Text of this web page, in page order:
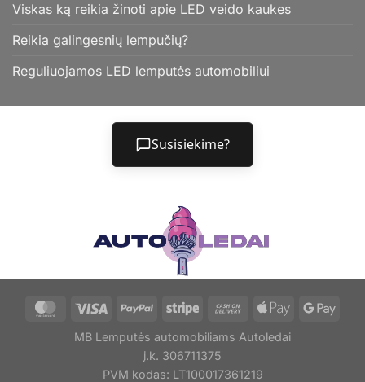
Viskas ką reikia žinoti apie LED veido kaukes
Reikia galingesnių lempučių?
Reguliuojamos LED lemputės automobiliui
Susisiekime?
MB Lemputės automobiliams Autoledai
į.k. 306711375
PVM kodas: LT100017361219